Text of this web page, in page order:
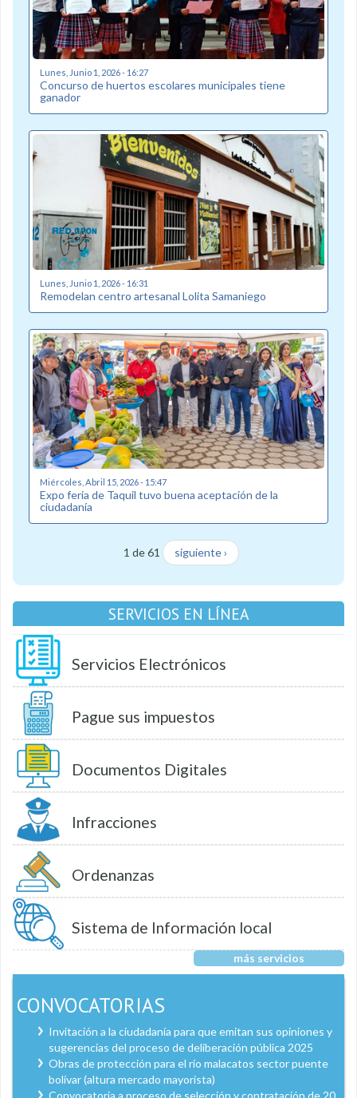
Lunes, Junio 1, 2026 - 16:27
Concurso de huertos escolares municipales tiene
ganador
Lunes, Junio 1, 2026 - 16:31
Remodelan centro artesanal Lolita Samaniego
Miércoles, Abril 15, 2026 - 15:47
Expo feria de Taquil tuvo buena aceptación de la
ciudadanía
1 de 61 siguiente ›
SERVICIOS EN LÍNEA
Servicios Electrónicos
Pague sus impuestos
Documentos Digitales
Infracciones
Ordenanzas
Sistema de Información local
más servicios
CONVOCATORIAS
Invitación a la ciudadanía para que emitan sus opiniones y
sugerencias del proceso de deliberación pública 2025
Obras de protección para el río malacatos sector puente
bolívar (altura mercado mayorista)